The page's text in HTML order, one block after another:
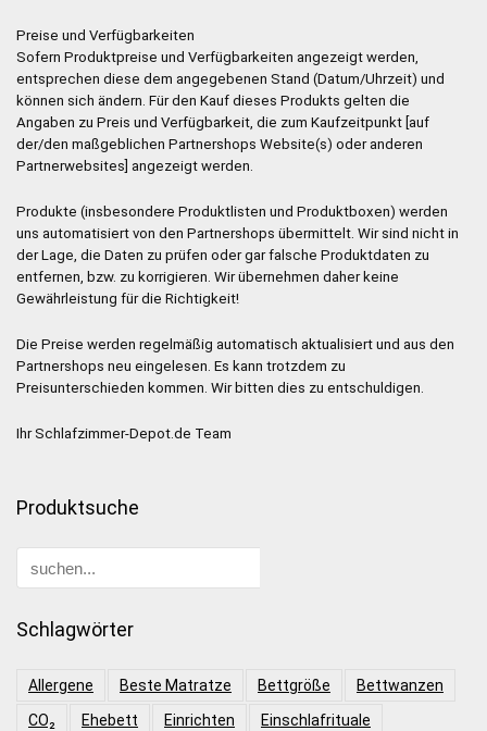
Preise und Verfügbarkeiten
Sofern Produktpreise und Verfügbarkeiten angezeigt werden,
entsprechen diese dem angegebenen Stand (Datum/Uhrzeit) und
können sich ändern. Für den Kauf dieses Produkts gelten die
Angaben zu Preis und Verfügbarkeit, die zum Kaufzeitpunkt [auf
der/den maßgeblichen Partnershops Website(s) oder anderen
Partnerwebsites] angezeigt werden.
Produkte (insbesondere Produktlisten und Produktboxen) werden
uns automatisiert von den Partnershops übermittelt. Wir sind nicht in
der Lage, die Daten zu prüfen oder gar falsche Produktdaten zu
entfernen, bzw. zu korrigieren. Wir übernehmen daher keine
Gewährleistung für die Richtigkeit!
Die Preise werden regelmäßig automatisch aktualisiert und aus den
Partnershops neu eingelesen. Es kann trotzdem zu
Preisunterschieden kommen. Wir bitten dies zu entschuldigen.
Ihr Schlafzimmer-Depot.de Team
Produktsuche
Schlagwörter
Allergene Beste Matratze Bettgröße
Bettwanzen
CO₂
Ehebett Einrichten
Einschlafrituale